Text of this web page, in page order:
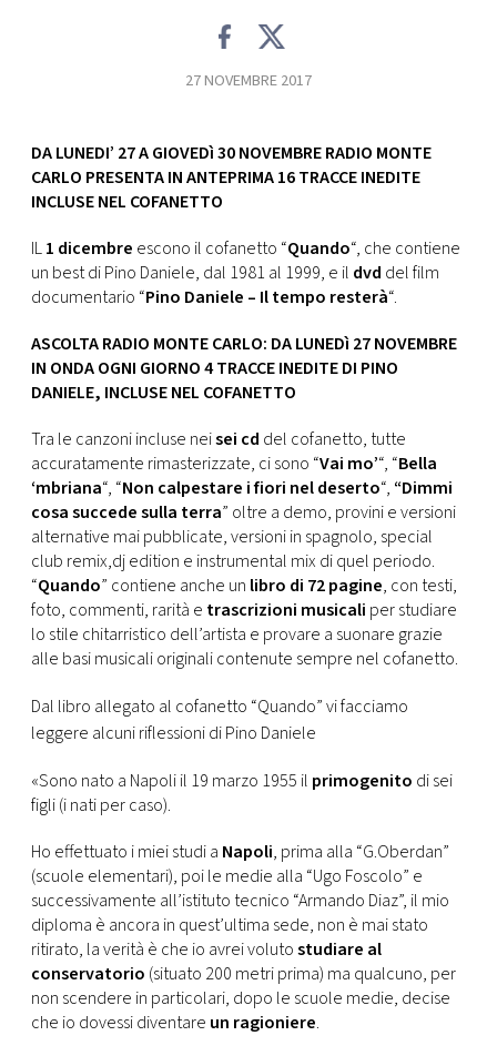
27 NOVEMBRE 2017
DA LUNEDI’ 27 A GIOVEDì 30 NOVEMBRE RADIO MONTE
CARLO PRESENTA IN ANTEPRIMA 16 TRACCE INEDITE
INCLUSE NEL COFANETTO
IL1 dicembre escono il cofanetto “Quando“, che contiene
un best di Pino Daniele, dal 1981 al 1999, e il dvd del film
documentario “Pino Daniele – Il tempo resterà“.
ASCOLTA RADIO MONTE CARLO: DA LUNEDì 27 NOVEMBRE
IN ONDA OGNI GIORNO 4 TRACCE INEDITE DI PINO
DANIELE, INCLUSE NEL COFANETTO
Tra le canzoni incluse neisei cd del cofanetto, tutte
accuratamente rimasterizzate, ci sono “Vai mo’“, “Bella
‘mbriana“, “Non calpestare i fiori nel deserto“, “Dimmi
cosa succede sulla terra” oltre a demo, provini e versioni
alternative mai pubblicate, versioni in spagnolo, special
club remix,dj edition e instrumental mix di quel periodo.
“Quando” contiene anche un libro di 72 pagine, con testi,
foto, commenti, rarità e trascrizioni musicali per studiare
lo stile chitarristico dell’artista e provare a suonare grazie
alle basi musicali originali contenute sempre nel cofanetto.
Dal libro allegato al cofanetto “Quando” vi facciamo
leggere alcuni riflessioni di Pino Daniele
«Sono nato a Napoli il 19 marzo 1955 il primogenito di sei
figli (i nati per caso).
Ho effettuato i miei studi a Napoli, prima alla “G.Oberdan”
(scuole elementari), poi le medie alla “Ugo Foscolo” e
successivamente all’istituto tecnico “Armando Diaz”, il mio
diploma è ancora in quest’ultima sede, non è mai stato
ritirato, la verità è che io avrei volutostudiare al
conservatorio (situato 200 metri prima) ma qualcuno, per
non scendere in particolari, dopo le scuole medie, decise
che io dovessi diventare un ragioniere.